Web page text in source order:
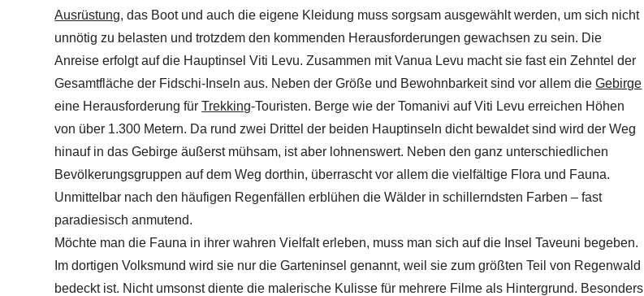
Ausrüstung, das Boot und auch die eigene Kleidung muss sorgsam ausgewählt werden, um sich nicht
unnötig zu belasten und trotzdem den kommenden Herausforderungen gewachsen zu sein. Die
Anreise erfolgt auf die Hauptinsel Viti Levu. Zusammen mit Vanua Levu macht sie fast ein Zehntel der
Gesamtfläche der Fidschi-Inseln aus. Neben der Größe und Bewohnbarkeit sind vor allem dieGebirge
eine Herausforderung fürTrekking-Touristen. Berge wie der Tomanivi auf Viti Levu erreichen Höhen
von über 1.300 Metern. Da rund zwei Drittel der beiden Hauptinseln dicht bewaldet sind wird der Weg
hinauf in das Gebirge äußerst mühsam, ist aber lohnenswert. Neben den ganz unterschiedlichen
Bevölkerungsgruppen auf dem Weg dorthin, überrascht vor allem die vielfältige Flora und Fauna.
Unmittelbar nach den häufigen Regenfällen erblühen die Wälder in schillerndsten Farben – fast
paradiesisch anmutend.
Möchte man die Fauna in ihrer wahren Vielfalt erleben, muss man sich auf die Insel Taveuni begeben.
Im dortigen Volksmund wird sie nur die Garteninsel genannt, weil sie zum größten Teil von Regenwald
bedeckt ist. Nicht umsonst diente die malerische Kulisse für mehrere Filme als Hintergrund. Besonders